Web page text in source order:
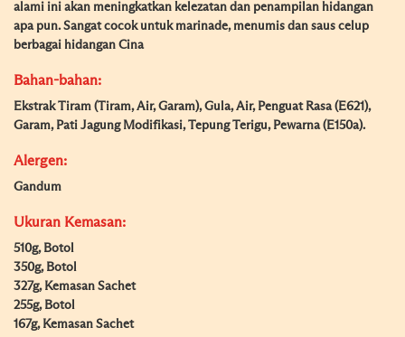
alami ini akan meningkatkan kelezatan dan penampilan hidangan
apa pun. Sangat cocok untuk marinade, menumis dan saus celup
berbagai hidangan Cina
Bahan-bahan:
Ekstrak Tiram (Tiram, Air, Garam), Gula, Air, Penguat Rasa (E621),
Garam, Pati Jagung Modifikasi, Tepung Terigu, Pewarna (E150a).
Alergen:
Gandum
Ukuran Kemasan:
510g, Botol
350g, Botol
327g, Kemasan Sachet
255g, Botol
167g, Kemasan Sachet